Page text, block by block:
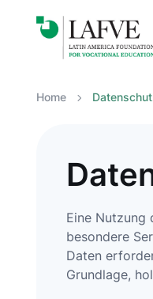
Home
Eine Nutzung
besondere
Daten
Grundlage,